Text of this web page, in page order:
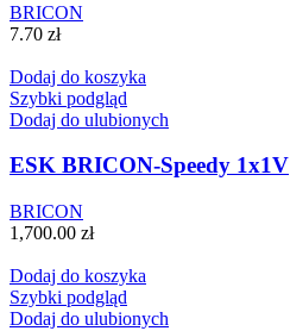
BRICON
7.70 zł
Dodaj do koszyka
Szybki podgląd
Dodaj do ulubionych
ESK BRICON-Speedy 1x1V
BRICON
1,700.00 zł
Dodaj do koszyka
Szybki podgląd
Dodaj do ulubionych